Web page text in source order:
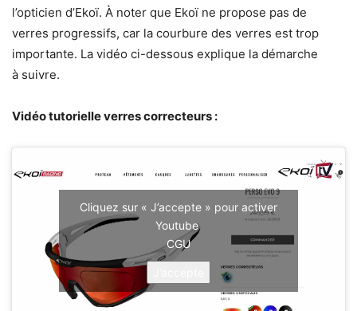
l’opticien d’Ekoï. À noter que Ekoï ne propose pas de
verres progressifs, car la courbure des verres est trop
importante. La vidéo ci-dessous explique la démarche
à suivre.
Vidéo tutorielle verres correcteurs :
Cliquez sur « J’accepte » pour activer
Youtube
CGU